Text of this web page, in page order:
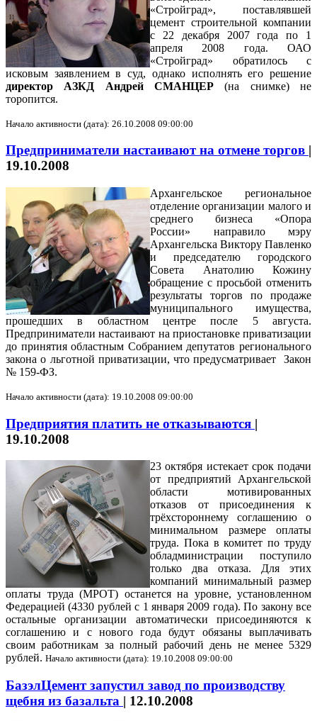
«Стройград», поставлявшей
цемент строительной компании
с 22 декабря 2007 года по 1
апреля 2008 года. ОАО
«Стройград» обратилось с
исковым заявлением в суд, однако исполнять его решение
директор АЗКД Андрей СМАНЦЕР (на снимке) не
торопится.
Начало активности (дата): 26.10.2008 09:00:00
Предприниматели настаивают на отмене торгов |
19.10.2008
Архангельское региональное
отделение организации малого и
среднего бизнеса «Опора
России» направило мэру
Архангельска Виктору Павленко
и председателю городского
Совета Анатолию Кожину
обращение с просьбой отменить
результаты торгов по продаже
муниципального имущества,
прошедших в областном центре после 5 августа.
Предприниматели настаивают на приостановке приватизации
до принятия областным Собранием депутатов регионального
закона о льготной приватизации, что предусматривает Закон
№ 159-ФЗ.
Начало активности (дата): 19.10.2008 09:00:00
Предприятия платить не отказываются |
19.10.2008
23 октября истекает срок подачи
от предприятий Архангельской
области мотивированных
отказов от присоединения к
трёхстороннему соглашению о
минимальном размере оплаты
труда. Пока в комитет по труду
обладминистрации поступило
только два отказа. Для этих
компаний минимальный размер
оплаты труда (МРОТ) останется на уровне, установленном
Федерацией (4330 рублей с 1 января 2009 года). По закону все
остальные организации автоматически присоединяются к
соглашению и с нового года будут обязаны выплачивать
своим работникам за полный рабочий день не менее 5329
рублей. Начало активности (дата): 19.10.2008 09:00:00
БазэлЦемент запустил завод по производству
щебня из базальта | 12.10.2008